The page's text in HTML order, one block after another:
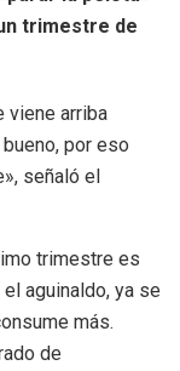
trimestre de
viene arriba
por eso
señaló el
trimestre es
aguinaldo, ya se
más.
de